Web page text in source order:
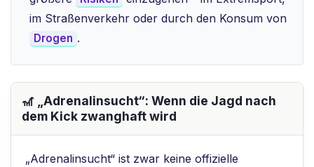
im Straßenverkehr oder durch den Konsum von
Drogen .
🎢 „Adrenalinsucht“: Wenn die Jagd nach
dem Kick zwanghaft wird
„Adrenalinsucht“ ist zwar keine offizielle